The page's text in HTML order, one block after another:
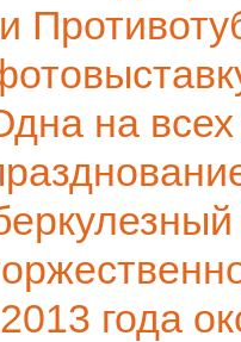
на
года